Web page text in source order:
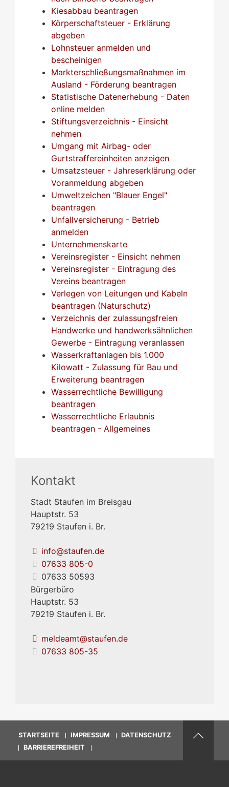
Kiesabbau beantragen
Körperschaftsteuer - Erklärung
abgeben
Lohnsteuer anmelden und
bescheinigen
Markterschließungsmaßnahmen im
Ausland - Förderung beantragen
Statistische Datenerhebung - Daten
online melden
Stiftungsverzeichnis - Einsicht
nehmen
Umgang mit Airbag- oder
Gurtstraffereinheiten anzeigen
Umsatzsteuer - Jahreserklärung oder
Voranmeldung abgeben
Umweltzeichen "Blauer Engel"
beantragen
Unfallversicherung - Betrieb
anmelden
Unternehmenskarte
Vereinsregister - Einsicht nehmen
Vereinsregister - Eintragung des
Vereins beantragen
Verlegen von Leitungen und Kabeln
beantragen (Naturschutz)
Verzeichnis der zulassungsfreien
Handwerke und handwerksähnlichen
Gewerbe - Eintragung veranlassen
Wasserkraftanlagen bis 1.000
Kilowatt - Zulassung für Bau und
Erweiterung beantragen
Wasserrechtliche Bewilligung
beantragen
Wasserrechtliche Erlaubnis
beantragen - Allgemeines
Kontakt
Stadt Staufen im Breisgau
Hauptstr. 53
79219 Staufen i. Br.
info@staufen.de
07633 805-0
07633 50593
Bürgerbüro
Hauptstr. 53
79219 Staufen i. Br.
meldeamt@staufen.de
07633 805-35
STARTSEITE IMPRESSUM
DATENSCHUTZ
BARRIEREFREIHEIT